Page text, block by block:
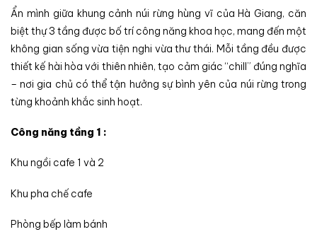
Ẩn mình giữa khung cảnh núi rừng hùng vĩ của Hà Giang, căn
biệt thự 3 tầng được bố trí công năng khoa học, mang đến một
không gian sống vừa tiện nghi vừa thư thái. Mỗi tầng đều được
thiết kế hài hòa với thiên nhiên, tạo cảm giác “chill” đúng nghĩa
– nơi gia chủ có thể tận hưởng sự bình yên của núi rừng trong
từng khoảnh khắc sinh hoạt.
Công năng tầng 1 :
Khu ngồi cafe 1 và 2
Khu pha chế cafe
Phòng bếp làm bánh